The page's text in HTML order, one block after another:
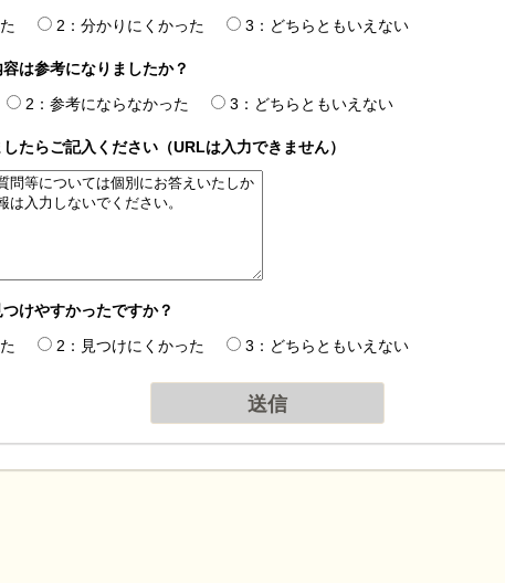
2：分かりにくかった 3：どちらともいえない
は参考になりましたか？
2：参考にならなかった 3：どちらともいえない
たらご記入ください（URLは入力できません）
けやすかったですか？
2：見つけにくかった 3：どちらともいえない